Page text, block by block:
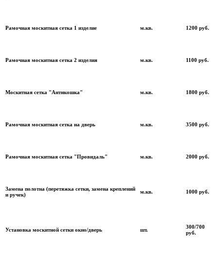
Рамочная москитная сетка 1 изделие м.кв. 1200 руб.
Рамочная москитная сетка 2 изделия м.кв. 1100 руб.
Москитная сетка "Антикошка" м.кв. 1800 руб.
Рамочная москитная сетка на дверь м.кв. 3500 руб.
Рамочная москитная сетка "Провидаль" м.кв. 2000 руб.
Замена полотна (перетяжка сетки, замена креплений
и ручек)
м.кв. 1000 руб.
Установка москитной сетки окно/дверь шт.
300/700
руб.